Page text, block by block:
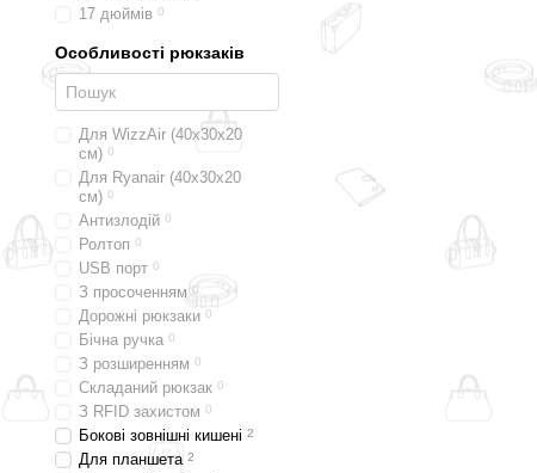
17 дюймів 0
Особливості рюкзаків
Для WizzAir (40х30х20
см) 0
Для Ryanair (40х30х20
см) 0
Антизлодій 0
Ролтоп 0
USB порт 0
З просоченням 0
Дорожні рюкзаки 0
Бічна ручка 0
З розширенням 0
Складаний рюкзак 0
З RFID захистом 0
Бокові зовнішні кишені 2
Для планшета 2